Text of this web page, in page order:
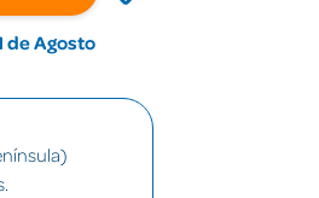
de Agosto